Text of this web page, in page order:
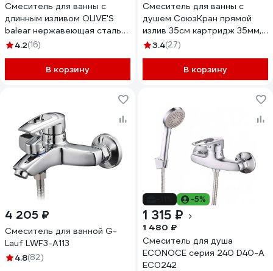
Смеситель для ванны с
длинным изливом OLIVE'S
balear нержавеющая сталь
13221BL
4.2(16)
В корзину
Смеситель для ванны с
душем СоюзКран прямой
излив 35см картридж 35мм,
SK08-P109 553-065
3.4(27)
В корзину
4 205 ₽
Смеситель для ванной G-
Lauf LWF3-A113
4.8(82)
-5%
1 315 ₽
1 480 ₽
Смеситель для душа
ECONOCE серия 240 D40-A
EC0242